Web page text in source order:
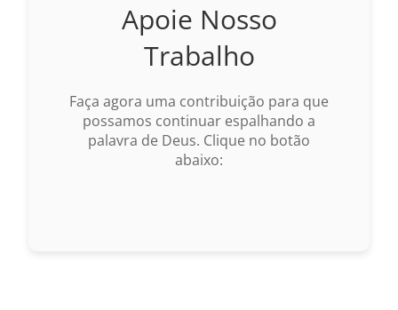
Nova Versão Internacional
2017 – Nova Almeida Atualizada
2009 – Almeida Revisada e Corrigida
1969 – Almeida Revisada e Corrigida
Apoie Nosso
Trabalho
Faça agora uma contribuição para que
possamos continuar espalhando a
palavra de Deus. Clique no botão
abaixo: